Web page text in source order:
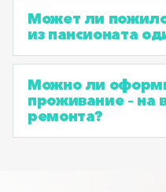
Может ли
из пансионата
Можно ли
проживание – на
ремонта?